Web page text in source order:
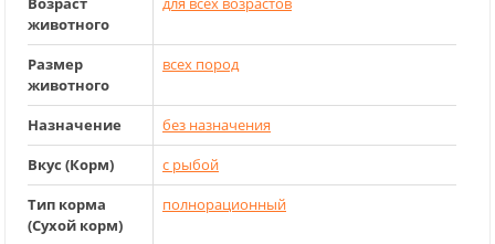
животного
Размер
животного
всех пород
Назначение
без назначения
Вкус (Корм)
с рыбой
Тип корма
(Сухой корм)
полнорационный